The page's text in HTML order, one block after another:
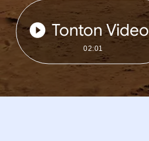
Tonton Video
02:01